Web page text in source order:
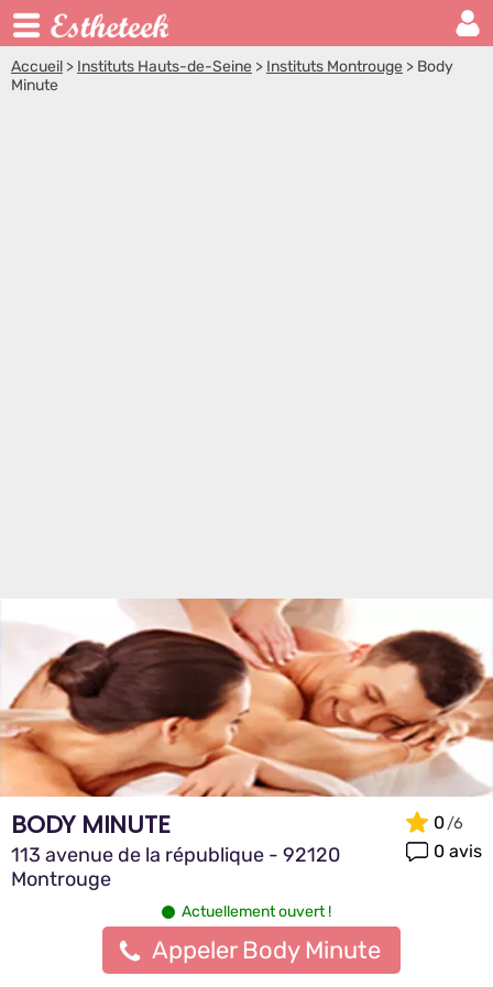
Accueil > Instituts Hauts-de-Seine > Instituts Montrouge > Body
Minute
BODY MINUTE
113 avenue de la république - 92120
Montrouge
0
0 avis
Actuellement ouvert !
Appeler Body Minute